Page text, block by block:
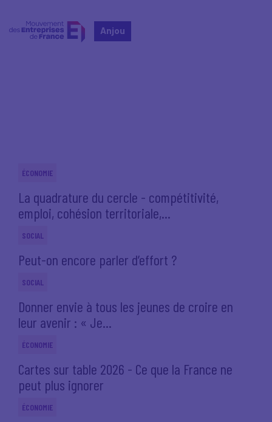
Anjou
ÉCONOMIE
La quadrature du cercle - compétitivité,
emploi, cohésion territoriale,...
SOCIAL
Peut-on encore parler d’effort ?
SOCIAL
Donner envie à tous les jeunes de croire en
leur avenir : « Je...
ÉCONOMIE
Cartes sur table 2026 - Ce que la France ne
peut plus ignorer
ÉCONOMIE